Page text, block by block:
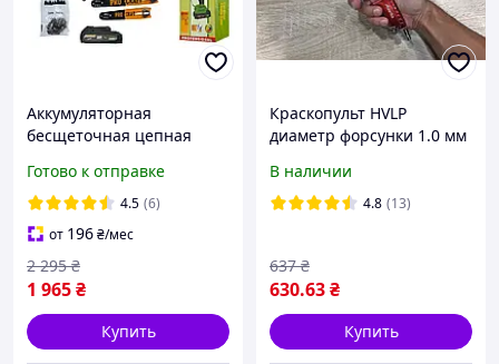
Аккумуляторная
бесщеточная цепная
PROCRAFT PKA-45
Brushless 2 шины/цепа
Готово к отправке
4.5 (6)
от 196₴/мес
1 965₴
2 295 ₴
Купить
Краскопульт HVLP
диамeтp фopcунки 1.0 мм
В наличии
4.8 (13)
630.63₴
637 ₴
Купить